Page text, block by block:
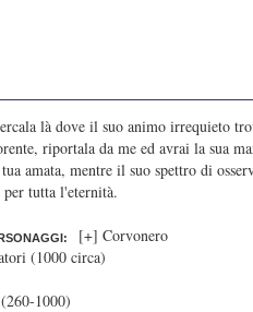
là dove il suo animo irrequieto
riportala da me ed avrai la sua
amata, mentre il suo spettro di
tutta l'eternità.
[+] Corvonero
(1000 circa)
1000)